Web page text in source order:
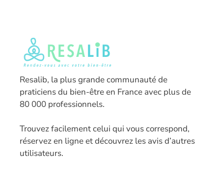
Resalib, la plus grande communauté de
praticiens du bien-être en France avec plus de
80 000 professionnels.
Trouvez facilement celui qui vous correspond,
réservez en ligne et découvrez les avis d’autres
utilisateurs.